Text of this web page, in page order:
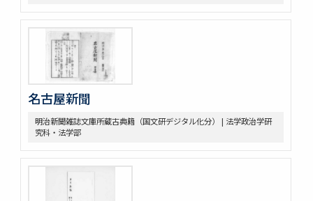
名古屋新聞
明治新聞雑誌文庫所蔵古典籍（国文研デジタル化分） | 法学政治学研
究科・法学部